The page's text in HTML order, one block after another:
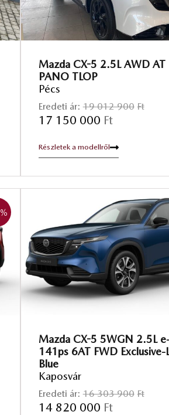
Mazda CX-5 2.5L AWD AT
PANO TLOP
Pécs
Eredeti ár: 19 012 900 Ft
17 150 000 Ft
Részletek a modellről
%
Mazda CX-5 5WGN 2.5L
141ps 6AT FWD Exclusive-
Blue
Kaposvár
Eredeti ár: 16 303 900 Ft
14 820 000 Ft